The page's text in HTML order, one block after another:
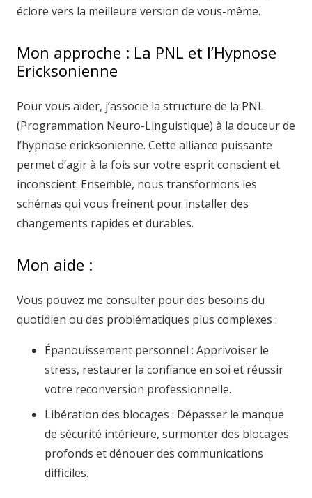
éclore vers la meilleure version de vous-même.
Mon approche : La PNL et l’Hypnose
Ericksonienne
Pour vous aider, j’associe la structure de la PNL
(Programmation Neuro-Linguistique) à la douceur de
l’hypnose ericksonienne. Cette alliance puissante
permet d’agir à la fois sur votre esprit conscient et
inconscient. Ensemble, nous transformons les
schémas qui vous freinent pour installer des
changements rapides et durables.
Mon aide :
Vous pouvez me consulter pour des besoins du
quotidien ou des problématiques plus complexes :
Épanouissement personnel : Apprivoiser le
stress, restaurer la confiance en soi et réussir
votre reconversion professionnelle.
Libération des blocages : Dépasser le manque
de sécurité intérieure, surmonter des blocages
profonds et dénouer des communications
difficiles.